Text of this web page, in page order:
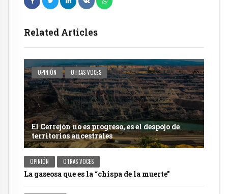
Related Articles
OPINIÓN OTRAS VOCES
El Cerrejón no es progreso, es el despojo de
territorios ancestrales
OPINIÓN OTRAS VOCES
La gaseosa que es la “chispa de la muerte”